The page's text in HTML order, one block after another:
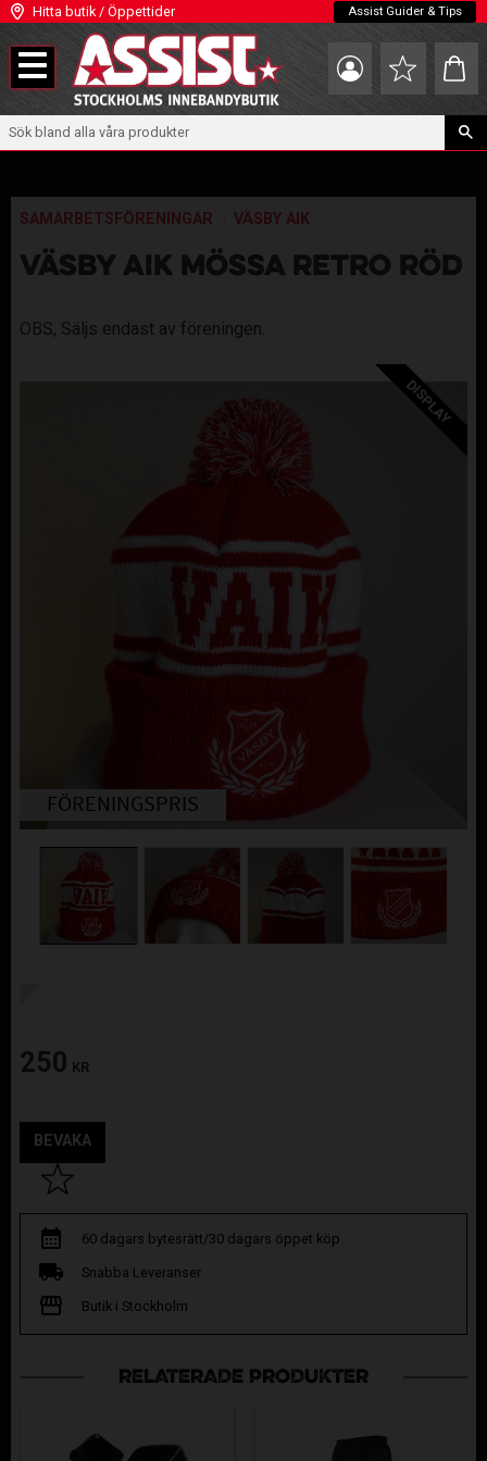
Meny
Hitta butik / Öppettider Assist Guider & Tips
Favoriter
SAMARBETSFÖRENINGAR VÄSBY AIK
VÄSBY AIK MÖSSA RETRO RÖD
OBS, Säljs endast av föreningen.
DISPLAY
FÖRENINGSPRIS
250 KR
Lägg till i favoriter
BEVAKA
60 dagars bytesrätt/30 dagars öppet köp
Snabba Leveranser
Butik i Stockholm
RELATERADE PRODUKTER